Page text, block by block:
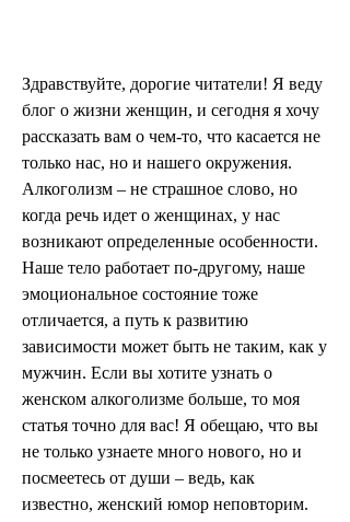
Здравствуйте, дорогие читатели! Я веду
блог о жизни женщин, и сегодня я хочу
рассказать вам о чем-то, что касается не
только нас, но и нашего окружения.
Алкоголизм – не страшное слово, но
когда речь идет о женщинах, у нас
возникают определенные особенности.
Наше тело работает по-другому, наше
эмоциональное состояние тоже
отличается, а путь к развитию
зависимости может быть не таким, как у
мужчин. Если вы хотите узнать о
женском алкоголизме больше, то моя
статья точно для вас! Я обещаю, что вы
не только узнаете много нового, но и
посмеетесь от души – ведь, как
известно, женский юмор неповторим.